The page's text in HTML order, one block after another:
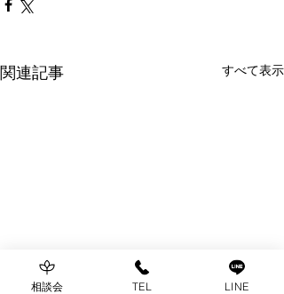
関連記事 すべて表示
相談会 TEL LINE